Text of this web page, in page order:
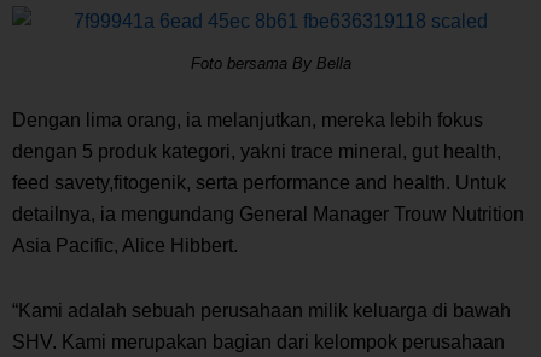
Foto bersama By Bella
Dengan lima orang, ia melanjutkan, mereka lebih fokus
dengan 5 produk kategori, yakni trace mineral , gut health,
feed savety,fitogenik, serta performance and health. Untuk
detailnya, ia mengundang General Manager Trouw Nutrition
Asia Pacific, Alice Hibbert.
“Kami adalah sebuah perusahaan milik keluarga di bawah
SHV. Kami merupakan bagian dari kelompok perusahaan